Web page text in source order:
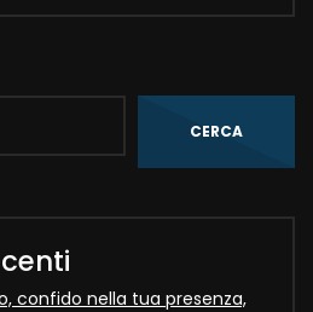
CERCA
confido nella tua presenza,